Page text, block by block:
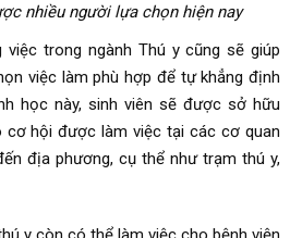
nhiều người lựa chọn hiện nay
việc trong ngành Thú y cũng sẽ giúp
việc làm phù hợp để tự khẳng định
học này, sinh viên sẽ được sở hữu
cơ hội được làm việc tại các cơ quan
địa phương, cụ thể như trạm thú y,